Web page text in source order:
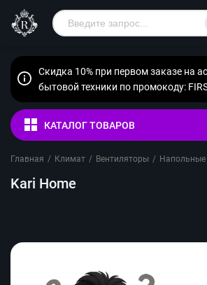
Скидка 10% при первом заказе на
бытовой техники по промокоду:
КАТАЛОГ ТОВАРОВ
Главная / Климат / Вентиляторы / Напольные
Kari Home